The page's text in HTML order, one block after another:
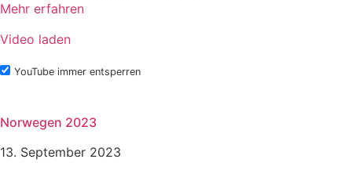
Mehr erfahren
Video laden
YouTube immer entsperren
Norwegen 2023
13. September 2023